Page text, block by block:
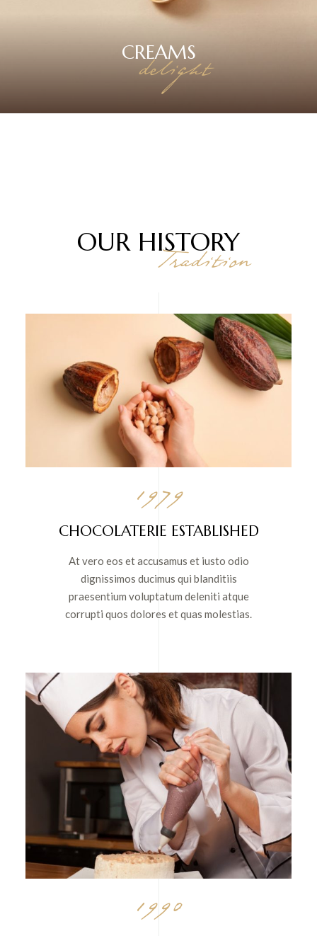
CREAMS
delight
OUR HISTORY
Tradition
1979
CHOCOLATERIE ESTABLISHED
At vero eos et accusamus et iusto odio
dignissimos ducimus qui blanditiis
praesentium voluptatum deleniti atque
corrupti quos dolores et quas molestias.
1990